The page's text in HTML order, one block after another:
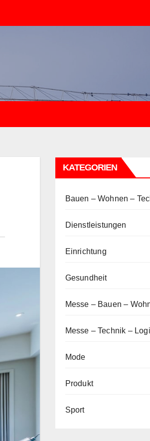
KATEGORIEN
Bauen – Wohnen –
Dienstleistungen
Einrichtung
Gesundheit
Messe – Bauen –
Messe – Technik –
Mode
Produkt
Sport